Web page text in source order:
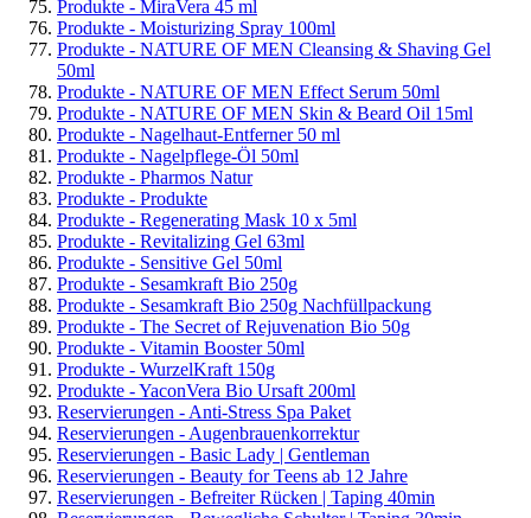
Produkte - MiraVera 45 ml
Produkte - Moisturizing Spray 100ml
Produkte - NATURE OF MEN Cleansing & Shaving Gel
50ml
Produkte - NATURE OF MEN Effect Serum 50ml
Produkte - NATURE OF MEN Skin & Beard Oil 15ml
Produkte - Nagelhaut-Entferner 50 ml
Produkte - Nagelpflege-Öl 50ml
Produkte - Pharmos Natur
Produkte - Produkte
Produkte - Regenerating Mask 10 x 5ml
Produkte - Revitalizing Gel 63ml
Produkte - Sensitive Gel 50ml
Produkte - Sesamkraft Bio 250g
Produkte - Sesamkraft Bio 250g Nachfüllpackung
Produkte - The Secret of Rejuvenation Bio 50g
Produkte - Vitamin Booster 50ml
Produkte - WurzelKraft 150g
Produkte - YaconVera Bio Ursaft 200ml
Reservierungen - Anti-Stress Spa Paket
Reservierungen - Augenbrauenkorrektur
Reservierungen - Basic Lady | Gentleman
Reservierungen - Beauty for Teens ab 12 Jahre
Reservierungen - Befreiter Rücken | Taping 40min